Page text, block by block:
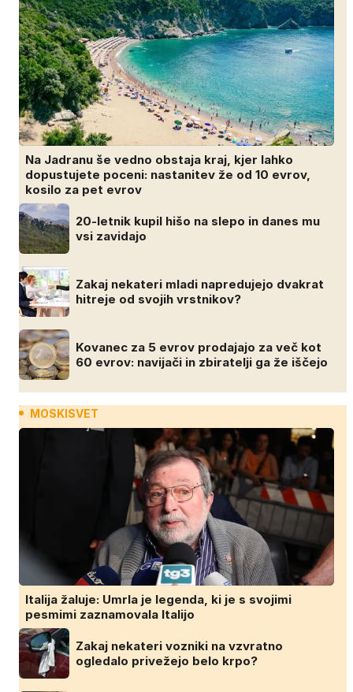
Na Jadranu še vedno obstaja kraj, kjer lahko
dopustujete poceni: nastanitev že od 10 evrov,
kosilo za pet evrov
20-letnik kupil hišo na slepo in danes mu
vsi zavidajo
Zakaj nekateri mladi napredujejo dvakrat
hitreje od svojih vrstnikov?
Kovanec za 5 evrov prodajajo za več kot
60 evrov: navijači in zbiratelji ga že iščejo
MOSKISVET
Italija žaluje: Umrla je legenda, ki je s svojimi
pesmimi zaznamovala Italijo
Zakaj nekateri vozniki na vzvratno
ogledalo privežejo belo krpo?